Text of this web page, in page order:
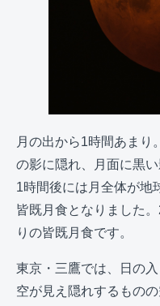
月の出から1時間あまり
の影に隠れ、月面に黒
1時間後には月全体が地
皆既月食となりました
りの皆既月食です。
東京・三鷹では、日の
空が見え隠れするもの